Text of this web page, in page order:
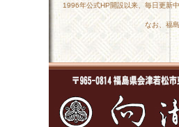
1996年公式HP開設以来、毎日更新
なお、福